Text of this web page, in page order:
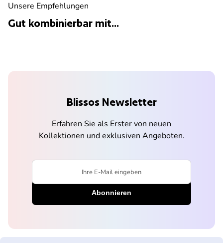
Unsere Empfehlungen
Gut kombinierbar mit...
Blissos Newsletter
Erfahren Sie als Erster von neuen
Kollektionen und exklusiven Angeboten.
Ihre E-Mail eingeben